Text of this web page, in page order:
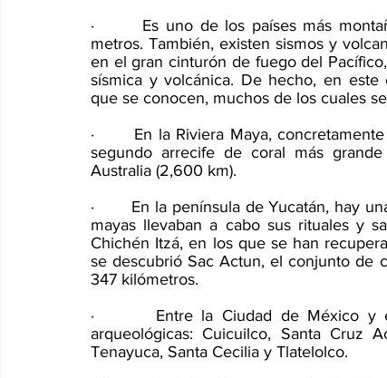
·       Es uno de los países más
metros. También, existen sismos y
en el gran cinturón de fuego del
sísmica y volcánica. De hecho, en
que se conocen, muchos de los cuales
·       En la Riviera Maya,
segundo arrecife de coral más
Australia (2,600 km).
·       En la península de Yucatán, hay
mayas llevaban a cabo sus rituales y
Chichén Itzá, en los que se han
se descubrió Sac Actun, el conjunto de
347 kilómetros.
·       Entre la Ciudad de México y
arqueológicas: Cuicuilco, Santa Cruz
Tenayuca, Santa Cecilia y Tlatelolco.